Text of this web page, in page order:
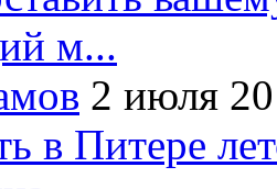
м...
2 июля
в Питере